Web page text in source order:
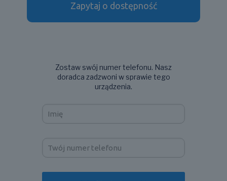
Zapytaj o dostępność
Zostaw swój numer telefonu. Nasz
doradca zadzwoni w sprawie tego
urządzenia.